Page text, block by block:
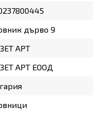
дърво 9
АРТ
АРТ ЕООД